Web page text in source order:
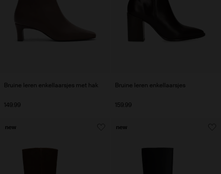
Bruine leren enkellaarsjes met hak
149.99
Bruine leren enkellaarsjes
159.99
new new